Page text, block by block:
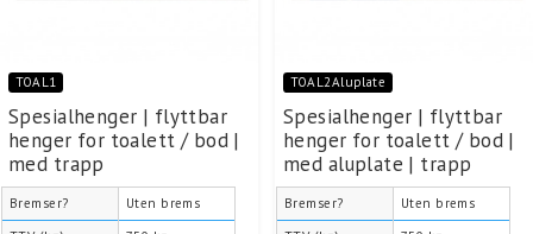
TOAL1
Spesialhenger | flyttbar
henger for toalett / bod |
med trapp
Bremser?
Uten brems
TOAL2Aluplate
Spesialhenger | flyttbar
henger for toalett / bod |
med aluplate | trapp
Bremser?
Uten brems